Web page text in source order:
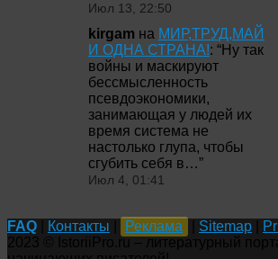
Июл 13, 22:50
kirgam на МИР,ТРУД,МАЙ
И ОДНА СТРАНА!: “Ну так
войны и маскируют
бессмысленность
псевдоэкономики,
занимающая у людей их
время система не
настолько глупа, чтобы
сгубить себя в…”
Июл 4, 01:41
FAQ Контакты Реклама Sitemap